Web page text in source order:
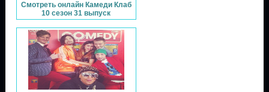
Смотреть онлайн Камеди Клаб
10 сезон 31 выпуск